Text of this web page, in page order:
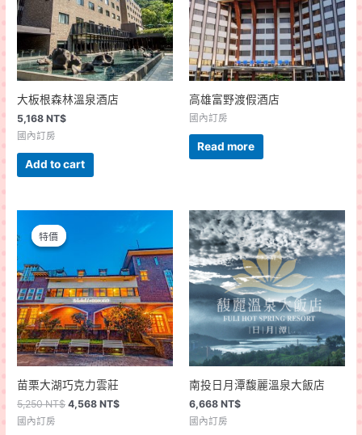
大板根森林溫泉酒店
5,168NT$
國內訂房
Add to cart
高雄富野渡假酒店
國內訂房
Read more
特價
特價
苗栗大湖巧克力雲莊
5,250NT$ 4,568NT$
國內訂房
南投日月潭馥麗溫泉大飯店
6,668 NT$
國內訂房